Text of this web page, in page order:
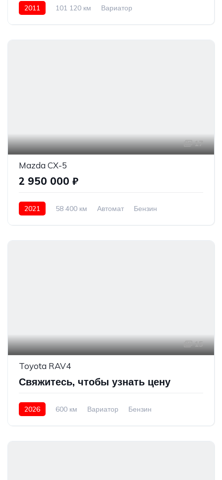
2011 101 120 км
Вариатор
17
Mazda CX-5
2 950 000 ₽
2021 58 400 км Автомат
Бензин
15
Toyota RAV4
Свяжитесь, чтобы узнать цену
2026 600 км Вариатор
Бензин